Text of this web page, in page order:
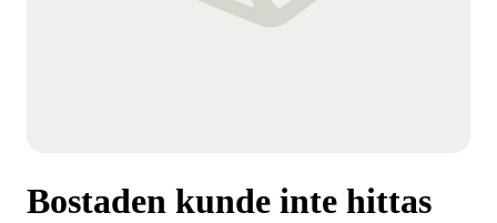
Bostaden kunde inte hittas